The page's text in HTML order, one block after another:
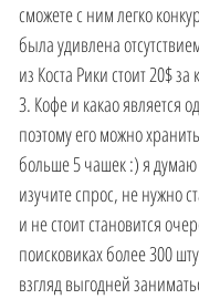
сможете с ним легко
была удивлена
из Коста Рики стоит 20$
3. Кофе и какао является
поэтому его можно
больше 5 чашек :) я думаю
изучите спрос, не нужно
и не стоит становится
поисковиках более 300
взгляд выгодней